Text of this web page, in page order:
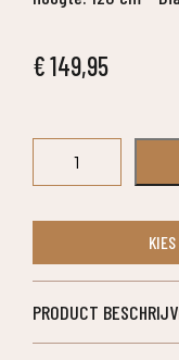
€149,95
kunstplant
aantal
PRODUCT